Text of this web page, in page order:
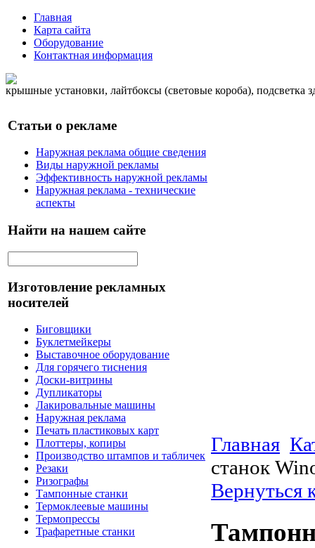
Главная
Карта сайта
Оборудование
Контактная информация
крышные установки, лайтбоксы (световые короба), подсветка
Статьи о рекламе
Наружная реклама общие сведения
Виды наружной рекламы
Эффективность наружной рекламы
Наружная реклама - технические
аспекты
Найти на нашем сайте
Изготовление рекламных
носителей
Биговщики
Буклетмейкеры
Выставочное оборудование
Для горячего тиснения
Доски-витрины
Дупликаторы
Лакировальные машины
Наружная реклама
Печать пластиковых карт
Плоттеры, копиры
Производство штампов и табличек
Резаки
Ризографы
Тампонные станки
Термоклеевые машины
Термопрессы
Трафаретные станки
Главная
станок
Вернуться